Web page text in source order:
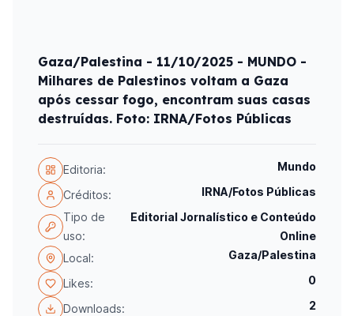
Gaza/Palestina - 11/10/2025 - MUNDO -
Milhares de Palestinos voltam a Gaza
após cessar fogo, encontram suas casas
destruídas. Foto: IRNA/Fotos Públicas
Editoria: Mundo
Créditos:
IRNA/Fotos Públicas
Tipo de
uso:
Editorial Jornalístico e Conteúdo
Online
Local:
Gaza/Palestina
Likes: 0
Downloads: 2